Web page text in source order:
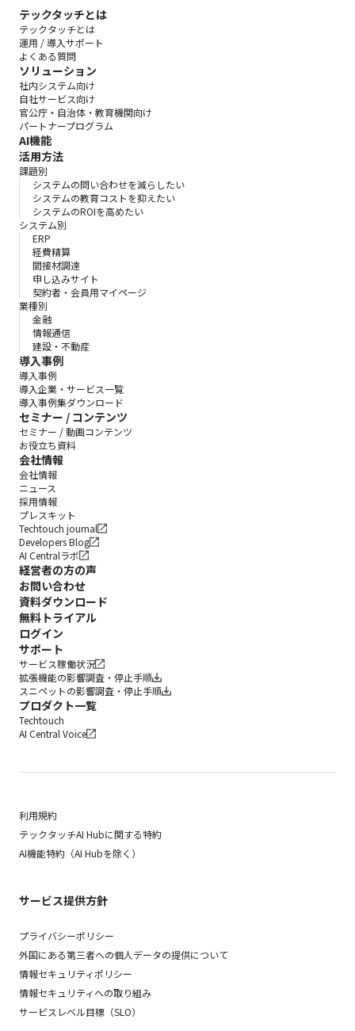
テックタッチとは
テックタッチとは
運用 / 導入サポート
よくある質問
ソリューション
社内システム向け
自社サービス向け
官公庁・自治体・教育機関向け
パートナープログラム
AI機能
活用方法
課題別
システムの問い合わせを減らしたい
システムの教育コストを抑えたい
システムのROIを高めたい
システム別
ERP
経費精算
間接材調達
申し込みサイト
契約者・会員用マイページ
業種別
金融
情報通信
建設・不動産
導入事例
導入事例
導入企業・サービス一覧
導入事例集ダウンロード
セミナー / コンテンツ
セミナー / 動画コンテンツ
お役立ち資料
会社情報
会社情報
ニュース
採用情報
プレスキット
Techtouch journal
Developers Blog
AI Centralラボ
経営者の方の声
お問い合わせ
資料ダウンロード
無料トライアル
ログイン
サポート
サービス稼働状況
拡張機能の影響調査・停止手順
スニペットの影響調査・停止手順
プロダクト一覧
Techtouch
AI Central Voice
利用規約
テックタッチAI Hubに関する特約
AI機能特約（AI Hubを除く）
サービス提供方針
プライバシーポリシー
外国にある第三者への個人データの提供について
情報セキュリティポリシー
情報セキュリティへの取り組み
サービスレベル目標（SLO）